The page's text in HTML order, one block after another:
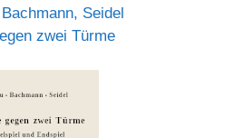
Seidel
zwei Türme